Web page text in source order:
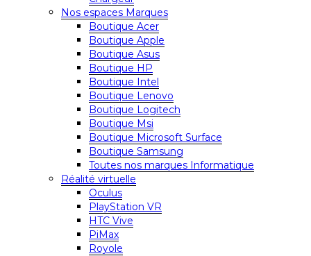
Nos espaces Marques
Boutique Acer
Boutique Apple
Boutique Asus
Boutique HP
Boutique Intel
Boutique Lenovo
Boutique Logitech
Boutique Msi
Boutique Microsoft Surface
Boutique Samsung
Toutes nos marques Informatique
Réalité virtuelle
Oculus
PlayStation VR
HTC Vive
PiMax
Royole